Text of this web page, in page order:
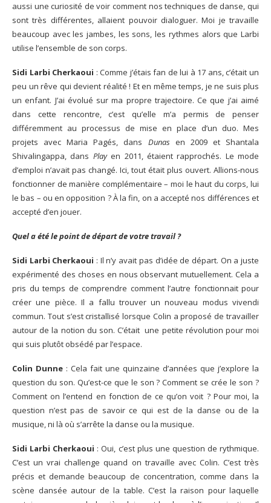
aussi une curiosité de voir comment nos techniques de danse, qui
sont très différentes, allaient pouvoir dialoguer. Moi je travaille
beaucoup avec les jambes, les sons, les rythmes alors que Larbi
utilise l’ensemble de son corps.
Sidi Larbi Cherkaoui : Comme j’étais fan de lui à 17 ans, c’était un
peu un rêve qui devient réalité ! Et en même temps, je ne suis plus
un enfant. J’ai évolué sur ma propre trajectoire. Ce que j’ai aimé
dans cette rencontre, c’est qu’elle m’a permis de penser
différemment au processus de mise en place d’un duo. Mes
projets avec Maria Pagés, dans Dunas en 2009 et Shantala
Shivalingappa, dans Playen 2011, étaient rapprochés. Le mode
d’emploi n’avait pas changé. Ici, tout était plus ouvert. Allions-nous
fonctionner de manière complémentaire – moi le haut du corps, lui
le bas – ou en opposition ? À la fin, on a accepté nos différences et
accepté d’en jouer.
Quel a été le point de départ de votre travail ?
Sidi Larbi Cherkaoui : Il n’y avait pas d’idée de départ. On a juste
expérimenté des choses en nous observant mutuellement. Cela a
pris du temps de comprendre comment l’autre fonctionnait pour
créer une pièce. Il a fallu trouver un nouveau modus vivendi
commun. Tout s’est cristallisé lorsque Colin a proposé de travailler
autour de la notion du son. C’était une petite révolution pour moi
qui suis plutôt obsédé par l’espace.
Colin Dunne : Cela fait une quinzaine d’années que j’explore la
question du son. Qu’est-ce que le son ? Comment se crée le son ?
Comment on l’entend en fonction de ce qu’on voit ? Pour moi, la
question n’est pas de savoir ce qui est de la danse ou de la
musique, ni là où s’arrête la danse ou la musique.
Sidi Larbi Cherkaoui : Oui, c’est plus une question de rythmique.
C’est un vrai challenge quand on travaille avec Colin. C’est très
précis et demande beaucoup de concentration, comme dans la
scène dansée autour de la table. C’est la raison pour laquelle